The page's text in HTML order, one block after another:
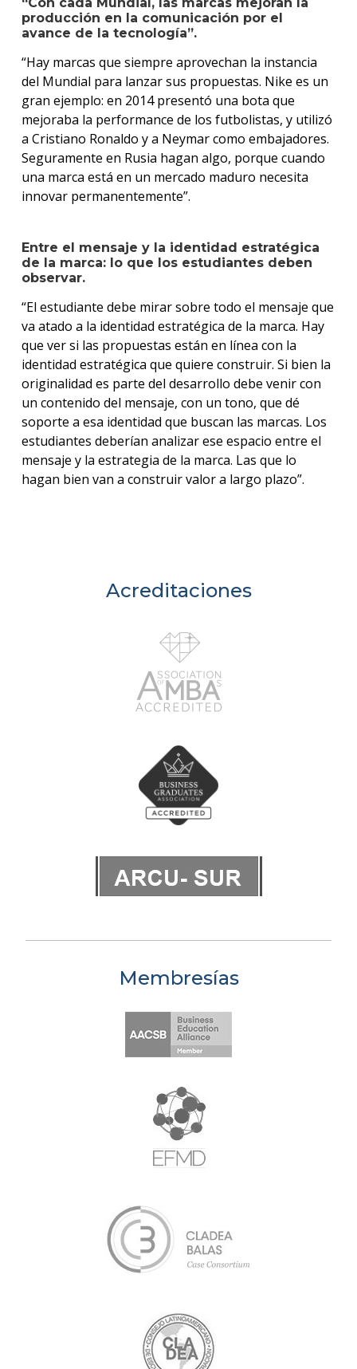
producción en la comunicación por el
avance de la tecnología”.
“Hay marcas que siempre aprovechan la instancia
del Mundial para lanzar sus propuestas. Nike es un
gran ejemplo: en 2014 presentó una bota que
mejoraba la performance de los futbolistas, y utilizó
a Cristiano Ronaldo y a Neymar como embajadores.
Seguramente en Rusia hagan algo, porque cuando
una marca está en un mercado maduro necesita
innovar permanentemente”.
Entre el mensaje y la identidad estratégica
de la marca: lo que los estudiantes deben
observar.
“El estudiante debe mirar sobre todo el mensaje que
va atado a la identidad estratégica de la marca. Hay
que ver si las propuestas están en línea con la
identidad estratégica que quiere construir. Si bien la
originalidad es parte del desarrollo debe venir con
un contenido del mensaje, con un tono, que dé
soporte a esa identidad que buscan las marcas. Los
estudiantes deberían analizar ese espacio entre el
mensaje y la estrategia de la marca. Las que lo
hagan bien van a construir valor a largo plazo”.
Acreditaciones
Membresías